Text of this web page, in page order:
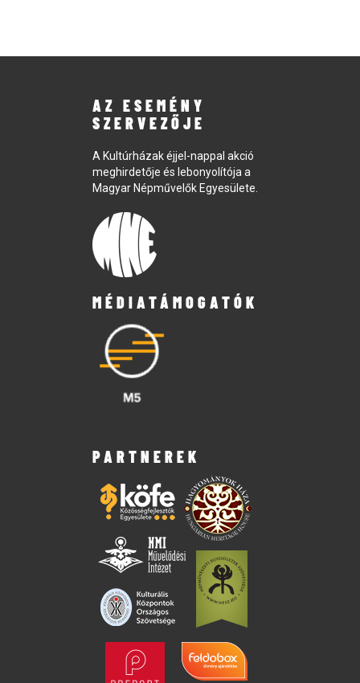
AZ ESEMÉNY
SZERVEZŐJE
A Kultúrházak éjjel-nappal akció
meghirdetője és lebonyolítója a
Magyar Népművelők Egyesülete.
MÉDIATÁMOGATÓK
PARTNEREK